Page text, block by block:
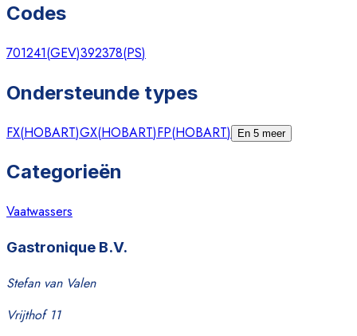
Codes
701241(GEV)392378(PS)
Ondersteunde types
FX(HOBART)GX(HOBART)FP(HOBART) En 5 meer
Categorieën
Vaatwassers
Gastronique B.V.
Stefan van Valen
Vrijthof 11